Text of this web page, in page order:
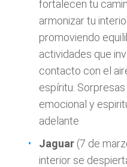
fortalecen tu
armonizar tu
promoviendo
actividades que
contacto con el
espíritu.
emocional y
adelante
Jaguar (7 de
interior se